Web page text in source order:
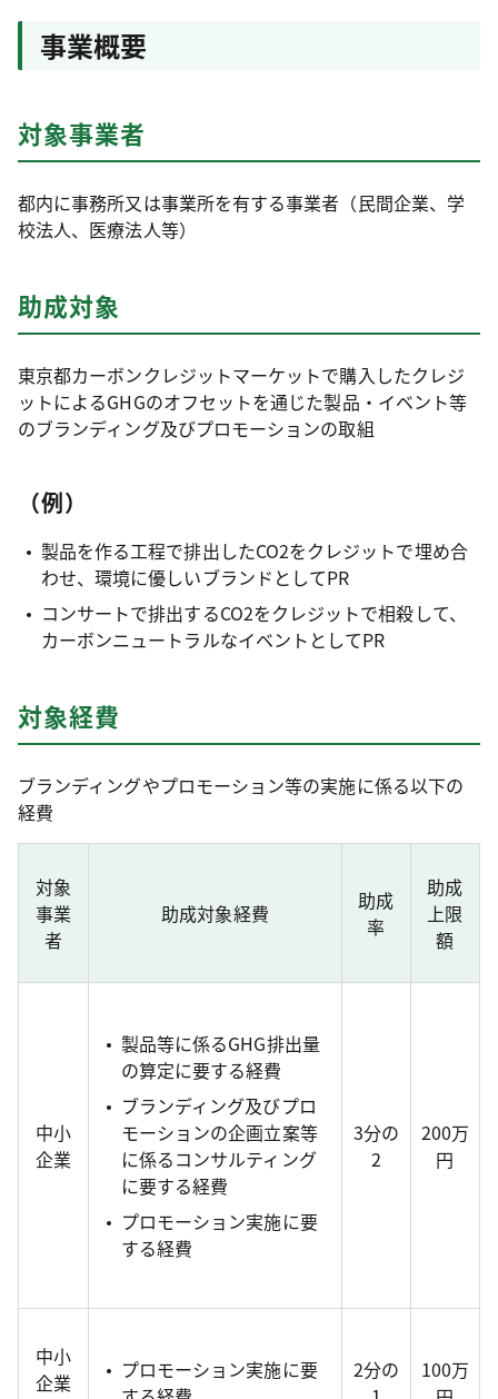
事業概要
対象事業者
都内に事務所又は事業所を有する事業者（民間企業、学
校法人、医療法人等）
助成対象
東京都カーボンクレジットマーケットで購入したクレジ
ットによるGHGのオフセットを通じた製品・イベント等
のブランディング及びプロモーションの取組
（例）
製品を作る工程で排出したCO2をクレジットで埋め合
わせ、環境に優しいブランドとしてPR
コンサートで排出するCO2をクレジットで相殺して、
カーボンニュートラルなイベントとしてPR
対象経費
ブランディングやプロモーション等の実施に係る以下の
経費
対象
事業
者
助成対象経費
助成
率
助成
上限
額
中小
企業
製品等に係るGHG排出量
の算定に要する経費
ブランディング及びプロ
モーションの企画立案等
に係るコンサルティング
に要する経費
プロモーション実施に要
する経費
3分の
2
200万
円
中小
企業
プロモーション実施に要
2分の
100万